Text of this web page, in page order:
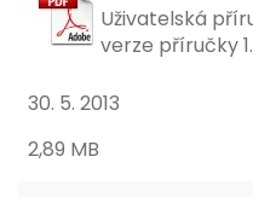
Uživatelská
verze příručky
30. 5. 2013
2,89 MB